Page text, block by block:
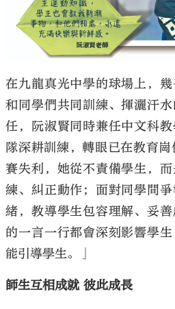
在九龍真光中學的球場上，
和同學們共同訓練、揮灑汗
任，阮淑賢同時兼任中文科
隊深耕訓練，轉眼已在教育
賽失利，她從不責備學生，
練、糾正動作；面對同學間
緒，教導學生包容理解、妥
的一言一行都會深刻影響學
能引導學生。」
師生互相成就 彼此成長